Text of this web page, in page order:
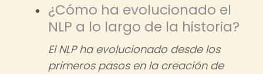
¿Cómo ha evolucionado el
NLP a lo largo de la historia?
El NLP ha evolucionado desde los
primeros pasos en la creación de